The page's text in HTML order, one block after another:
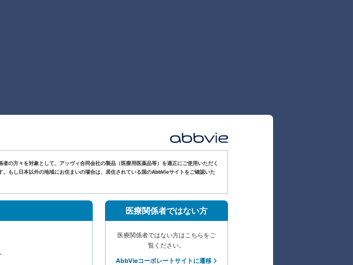
の方々を対象として、アッヴィ合同会社の製品（医療用医薬品等）を適正にご使用いただく
もし日本以外の地域にお住まいの場合は、居住されている国のAbbVieサイトをご確認いた
医療関係者ではない方
医療関係者ではない方はこちらをご
覧ください。
AbbVieコーポレートサイトに遷移